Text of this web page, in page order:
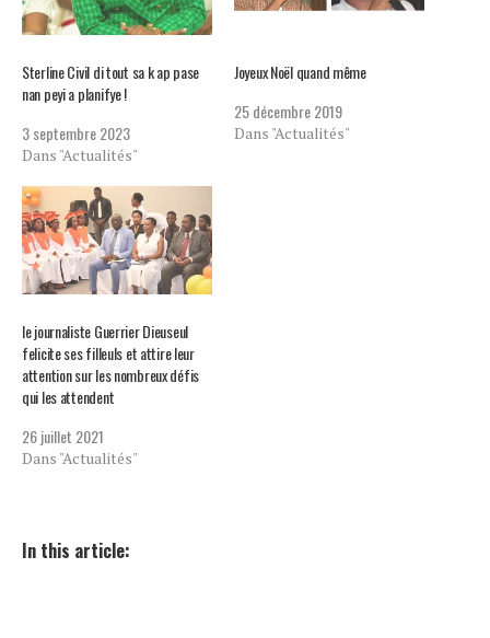
Sterline Civil di tout sa k ap pase
nan peyi a planifye !
3 septembre 2023
Dans "Actualités"
Joyeux Noël quand même
25 décembre 2019
Dans "Actualités"
le journaliste Guerrier Dieuseul
felicite ses filleuls et attire leur
attention sur les nombreux défis
qui les attendent
26 juillet 2021
Dans "Actualités"
In this article: